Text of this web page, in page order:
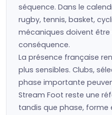
séquence. Dans le
rugby, tennis, basket,
mécaniques doivent
conséquence.
La présence française
plus sensibles. Clubs,
phase importante
Stream Foot reste une
tandis que phase,